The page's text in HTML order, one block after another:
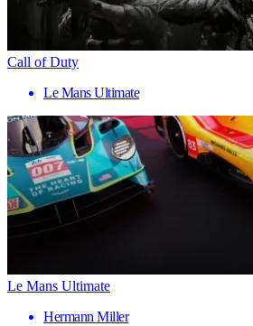
Call of Duty
Le Mans Ultimate
Le Mans Ultimate
Hermann Miller